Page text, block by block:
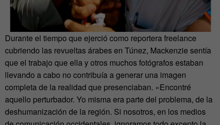
Durante el tiempo que ejerció como reportera freelance
cubriendo las revueltas árabes en Túnez, Mackenzie sentía
que el trabajo que ella y otros muchos fotógrafos estaban
llevando a cabo no contribuía a generar una imagen
completa de la realidad que presenciaban. «Encontré
aquello perturbador. Yo misma era parte del problema, de la
deshumanización de la región. Si nosotros, en los medios